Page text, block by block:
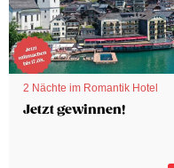
2 Nächte im Romantik Hotel
Jetzt gewinnen!